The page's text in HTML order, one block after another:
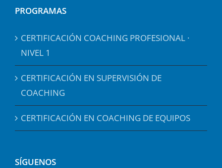
PROGRAMAS
CERTIFICACIÓN COACHING PROFESIONAL ·
NIVEL 1
CERTIFICACIÓN EN SUPERVISIÓN DE
COACHING
CERTIFICACIÓN EN COACHING DE EQUIPOS
SÍGUENOS